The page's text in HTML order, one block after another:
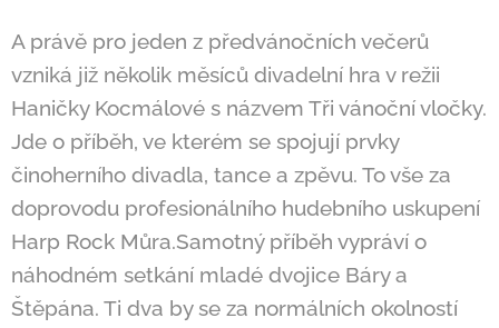
A právě pro jeden z předvánočních večerů
vzniká již několik měsíců divadelní hra v režii
Haničky Kocmálové s názvem Tři vánoční vločky.
Jde o příběh, ve kterém se spojují prvky
činoherního divadla, tance a zpěvu. To vše za
doprovodu profesionálního hudebního uskupení
Harp Rock Můra.Samotný příběh vypráví o
náhodném setkání mladé dvojice Báry a
Štěpána. Ti dva by se za normálních okolností